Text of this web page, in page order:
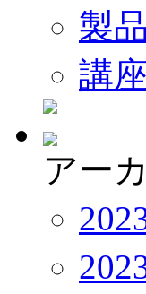
製
講
アー